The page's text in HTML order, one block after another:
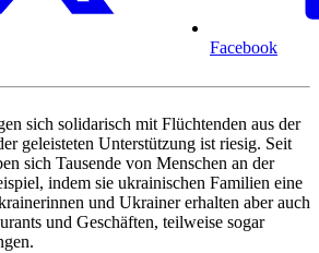
Facebook
sich solidarisch mit Flüchtenden aus der
geleisteten Unterstützung ist riesig. Seit
sich Tausende von Menschen an der
indem sie ukrainischen Familien eine
und Ukrainer erhalten aber auch
und Geschäften, teilweise sogar